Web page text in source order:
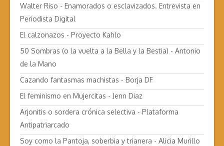
Walter Riso - Enamorados o esclavizados. Entrevista en
Periodista Digital
El calzonazos - Proyecto Kahlo
50 Sombras (o la vuelta a la Bella y la Bestia) - Antonio
de la Mano
Cazando fantasmas machistas - Borja DF
El feminismo en Mujercitas - Jenn Diaz
Arjonitis o sordera crónica selectiva - Plataforma
Antipatriarcado
Soy como la Pantoja, soberbia y trianera - Alicia Murillo